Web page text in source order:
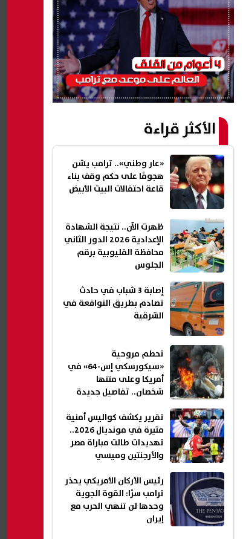
الأكثر قراءة
«عار وطني».. ترامب يشن
هجومًا على حكم وقف بناء
قاعة احتفالات البيت الأبيض
ظهرت الآن.. نتيجة الشهادة
الإعدادية 2026 الدور الثاني
محافظة القليوبية برقم
الجلوس
إصابة 3 شباب في حادث
تصادم بطريق النوافعة في
الشرقية
تحطم مروحية
«سيكورسكي إس-64» في
أمريكا وعلى متنها
شخصان.. تفاصيل جديدة
تقرير يكشف كواليس أمنية
مثيرة في مونديال 2026..
تهديدات طالت مباراة مصر
والأرجنتين وميسي
رئيس الأركان الأمريكي يحذر
ترامب سرًا: القوة الجوية
وحدها لن تنهي الحرب مع
إيران